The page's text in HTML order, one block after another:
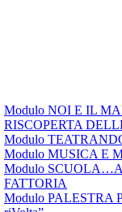
Modulo NOI E IL
RISCOPERTA
Modulo
Modulo MUSICA E
Modulo
FATTORIA
Modulo PALESTRA